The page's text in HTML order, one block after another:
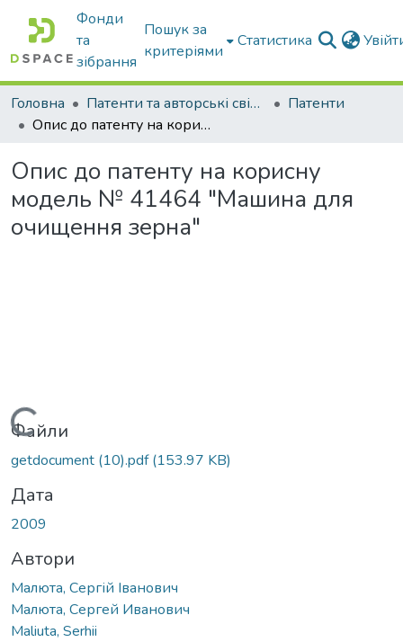
Фонди
та
зібрання
Пошук за
критеріями
Статистика
Головна Патенти та авторські свідоцтва
Патенти
Опис до патенту на корисну модель № 41464 "Машина для очищення зерна"
Опис до патенту на корисну
модель № 41464 "Машина для
очищення зерна"
Вантажиться...
Файли
getdocument (10).pdf(153.97 KB)
Дата
2009
Автори
Малюта, Сергій Іванович
Малюта, Сергей Иванович
Maliuta, Serhii